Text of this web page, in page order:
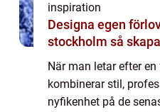
inspiration
Designa egen
stockholm
När man letar efter
kombinerar stil,
nyfikenhet på de